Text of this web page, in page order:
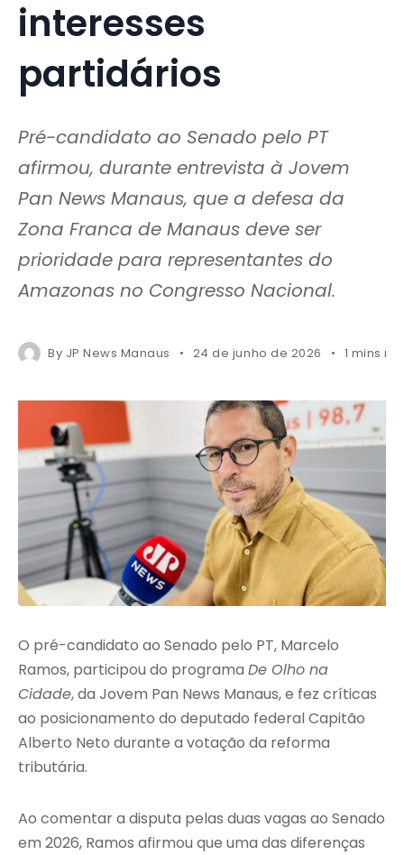
interesses
partidários
Pré-candidato ao Senado pelo PT
afirmou, durante entrevista à Jovem
Pan News Manaus, que a defesa da
Zona Franca de Manaus deve ser
prioridade para representantes do
Amazonas no Congresso Nacional.
By JP News Manaus 24 de junho de 2026 1 mins
O pré-candidato ao Senado pelo PT, Marcelo
Ramos, participou do programa De Olho na
Cidade, da Jovem Pan News Manaus, e fez críticas
ao posicionamento do deputado federal Capitão
Alberto Neto durante a votação da reforma
tributária.
Ao comentar a disputa pelas duas vagas ao Senado
em 2026, Ramos afirmou que uma das diferenças